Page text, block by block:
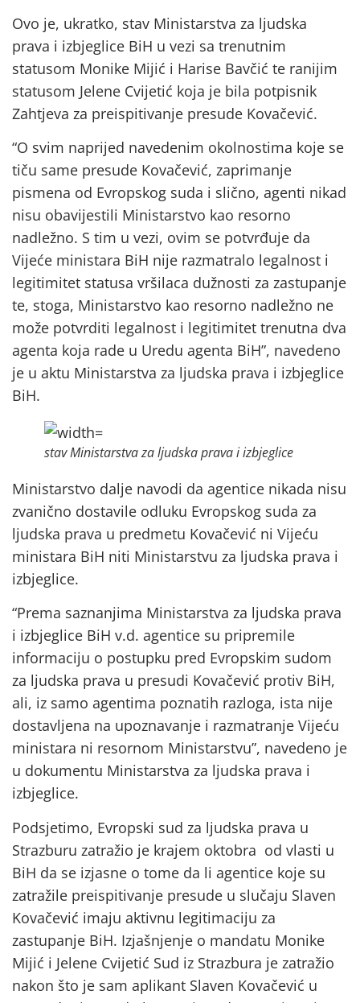
Ovo je, ukratko, stav Ministarstva za ljudska
prava i izbjeglice BiH u vezi sa trenutnim
statusom Monike Mijić i Harise Bavčić te ranijim
statusom Jelene Cvijetić koja je bila potpisnik
Zahtjeva za preispitivanje presude Kovačević.
“O svim naprijed navedenim okolnostima koje se
tiču same presude Kovačević, zaprimanje
pismena od Evropskog suda i slično, agenti nikad
nisu obavijestili Ministarstvo kao resorno
nadležno. S tim u vezi, ovim se potvrđuje da
Vijeće ministara BiH nije razmatralo legalnost i
legitimitet statusa vršilaca dužnosti za zastupanje
te, stoga, Ministarstvo kao resorno nadležno ne
može potvrditi legalnost i legitimitet trenutna dva
agenta koja rade u Uredu agenta BiH”, navedeno
je u aktu Ministarstva za ljudska prava i izbjeglice
BiH.
stav Ministarstva za ljudska prava i izbjeglice
Ministarstvo dalje navodi da agentice nikada nisu
zvanično dostavile odluku Evropskog suda za
ljudska prava u predmetu Kovačević ni Vijeću
ministara BiH niti Ministarstvu za ljudska prava i
izbjeglice.
“Prema saznanjima Ministarstva za ljudska prava
i izbjeglice BiH v.d. agentice su pripremile
informaciju o postupku pred Evropskim sudom
za ljudska prava u presudi Kovačević protiv BiH,
ali, iz samo agentima poznatih razloga, ista nije
dostavljena na upoznavanje i razmatranje Vijeću
ministara ni resornom Ministarstvu”, navedeno je
u dokumentu Ministarstva za ljudska prava i
izbjeglice.
Podsjetimo, Evropski sud za ljudska prava u
Strazburu zatražio je krajem oktobra od vlasti u
BiH da se izjasne o tome da li agentice koje su
zatražile preispitivanje presude u slučaju Slaven
Kovačević imaju aktivnu legitimaciju za
zastupanje BiH. Izjašnjenje o mandatu Monike
Mijić i Jelene Cvijetić Sud iz Strazbura je zatražio
nakon što je sam aplikant Slaven Kovačević u